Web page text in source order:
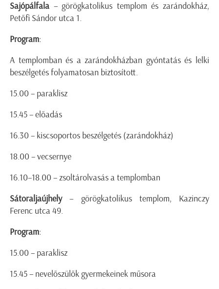
Sajópálfala – görögkatolikus templom és zarándokház,
Petőfi Sándor utca 1.
Program:
A templomban és a zarándokházban gyóntatás és lelki
beszélgetés folyamatosan biztosított.
15.00 – paraklisz
15.45 – előadás
16.30 – kiscsoportos beszélgetés (zarándokház)
18.00 – vecsernye
16.10–18.00 – zsoltárolvasás a templomban
Sátoraljaújhely– görögkatolikus templom, Kazinczy
Ferenc utca 49.
Program:
15.00 – paraklisz
15.45 – nevelőszülők gyermekeinek műsora